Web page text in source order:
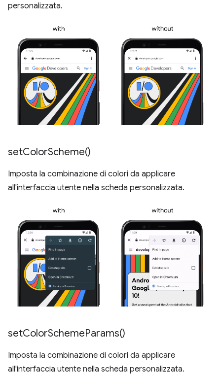
personalizzata.
setColorScheme()
Imposta la combinazione di colori da applicare
all'interfaccia utente nella scheda personalizzata.
setColorSchemeParams()
Imposta la combinazione di colori da applicare
all'interfaccia utente nella scheda personalizzata.